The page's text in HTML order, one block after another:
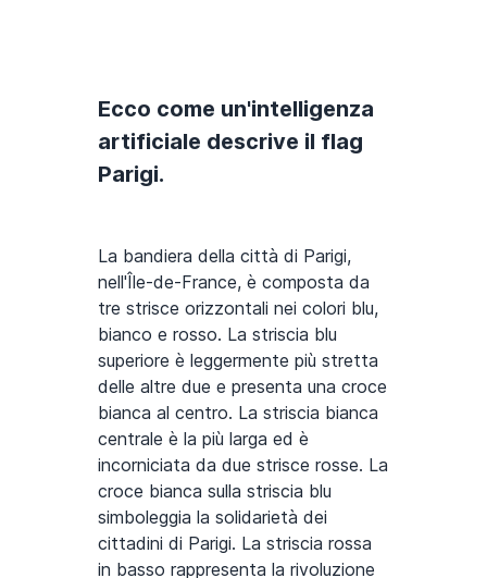
Ecco come un'intelligenza
artificiale descrive il flag
Parigi.
La bandiera della città di Parigi,
nell'Île-de-France, è composta da
tre strisce orizzontali nei colori blu,
bianco e rosso. La striscia blu
superiore è leggermente più stretta
delle altre due e presenta una croce
bianca al centro. La striscia bianca
centrale è la più larga ed è
incorniciata da due strisce rosse. La
croce bianca sulla striscia blu
simboleggia la solidarietà dei
cittadini di Parigi. La striscia rossa
in basso rappresenta la rivoluzione